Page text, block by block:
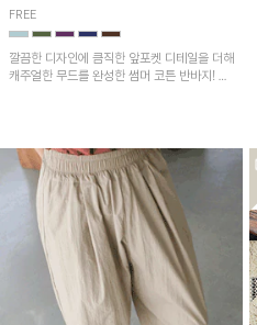
FREE
깔끔한 디자인에 큼직한 앞포켓 디테일을 더해
캐주얼한 무드를 완성한 썸머 코튼 반바지! 허